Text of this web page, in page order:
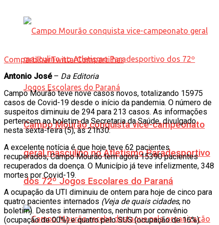
Campo Mourão conquista vice-campeonato
geral masculino no Atletismo Paradesportivo
dos 72º Jogos Escolares do Paraná
CompartilharTwittarCompartilhar
Antonio José– Da Editoria
Campo Mourão teve nove casos novos, totalizando 15975
casos de Covid-19 desde o início da pandemia. O número de
suspeitos diminuiu de 294 para 213 casos. As informações
pertencem ao boletim da Secretaria da Saúde, divulgado
nesta sexta-feira (5), às 21h30.
A excelente notícia é que hoje teve 62 pacientes
recuperados, Campo Mourão tem agora 15390 pacientes
recuperados da doença. O Município já teve infelizmente, 348
mortes por Covid-19.
A ocupação da UTI diminuiu de ontem para hoje de cinco para
quatro pacientes internados (Veja de quais cidades, no
boletim). Destes internamentos, nenhum por convênio
(ocupação de 00%) e quatro pelo SUS (ocupação de 16%).